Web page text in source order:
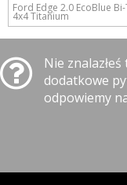
Ford Edge 2.0 EcoBlue
4x4 Titanium
Nie
dodatkowe
odpowiemy